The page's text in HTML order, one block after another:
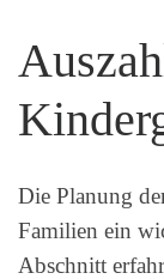
Die Planung
Familien ein
Abschnitt